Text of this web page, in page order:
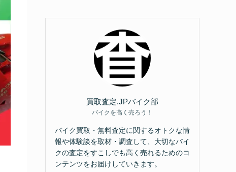
買取査定.JPバイク部
バイクを高く売ろう！
バイク買取・無料査定に関するオトクな情
報や体験談を取材・調査して、大切なバイ
クの査定をすこしでも高く売れるためのコ
ンテンツをお届けしていきます。